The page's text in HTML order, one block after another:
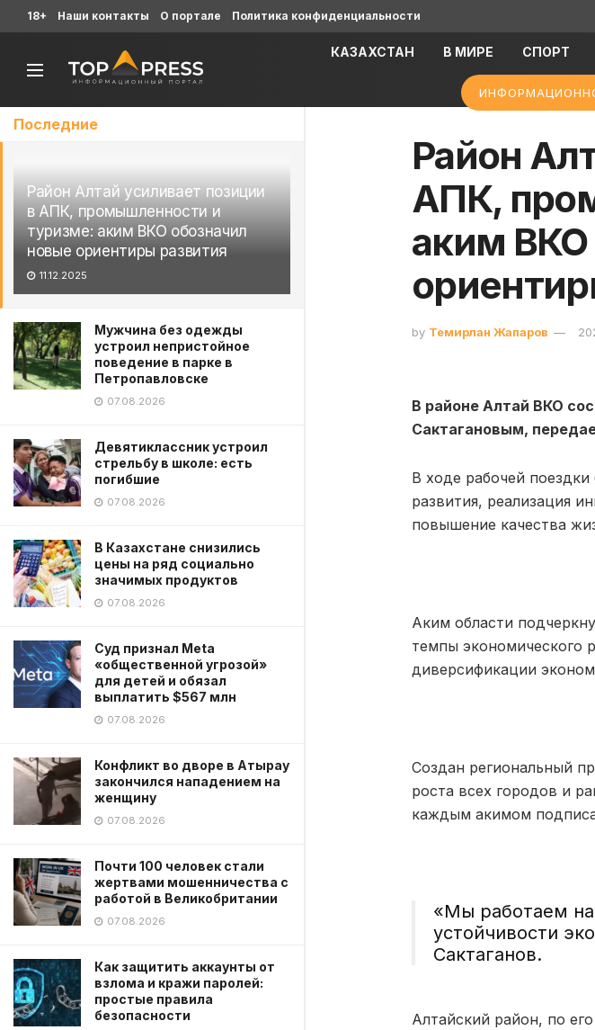
Последние
Район Алтай усиливает позиции
в АПК, промышленности и
туризме: аким ВКО обозначил
новые ориентиры развития
11.12.2025
Мужчина без одежды
устроил непристойное
поведение в парке в
Петропавловске
07.08.2026
Девятиклассник устроил
стрельбу в школе: есть
погибшие
07.08.2026
В Казахстане снизились
цены на ряд социально
значимых продуктов
07.08.2026
Суд признал Meta
«общественной угрозой»
для детей и обязал
выплатить $567 млн
07.08.2026
Конфликт во дворе в Атырау
закончился нападением на
женщину
07.08.2026
Почти 100 человек стали
жертвами мошенничества с
работой в Великобритании
07.08.2026
Как защитить аккаунты от
взлома и кражи паролей:
простые правила
безопасности
18+ Наши контакты О портале Политика конфиденциальности
КАЗАХСТАН В МИРЕ СПОРТ
Район
АПК,
аким ВКО
by Темирлан Жапаров
В районе Алтай ВКО
Сактагановым,
В ходе рабочей
развития, реализация
повышение качества
Аким области
темпы экономического
диверсификации
Создан региональный
роста всех городов и
каждым акимом
«Мы работаем
устойчивости
Сактаганов.
Алтайский район, по